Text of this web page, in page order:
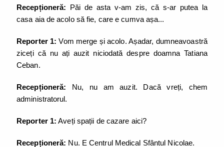
Recepționeră: Păi de asta v-am zis, că s-ar putea la
casa aia de acolo să fie, care e cumva așa...
Reporter 1:Vom merge și acolo. Așadar, dumneavoastră
ziceți că nu ați auzit niciodată despre doamna Tatiana
Ceban.
Recepționeră: Nu, nu am auzit. Dacă vreți, chem
administratorul.
Reporter 1: Aveți spații de cazare aici?
Recepționeră: Nu. E Centrul Medical Sfântul Nicolae.